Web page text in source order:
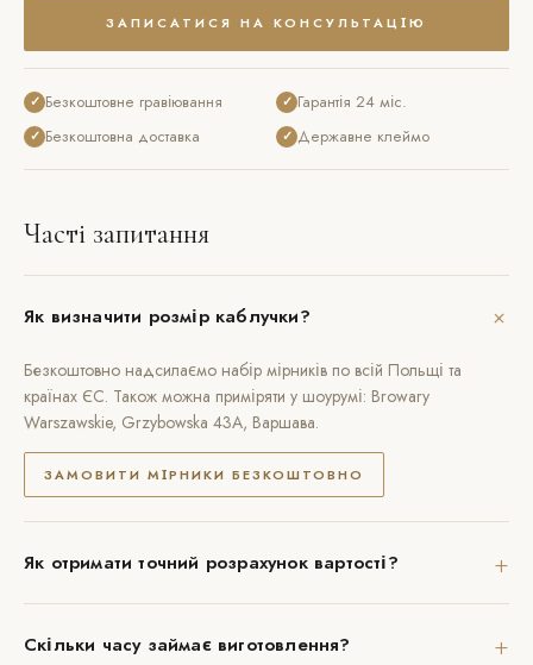
ЗАПИСАТИСЯ НА КОНСУЛЬТАЦІЮ
✓ Безкоштовне гравіювання
✓ Безкоштовна доставка
✓ Гарантія 24 міс.
✓ Державне клеймо
Часті запитання
Як визначити розмір каблучки? +
Безкоштовно надсилаємо набір мірників по всій Польщі та
країнах ЄС. Також можна приміряти у шоурумі: Browary
Warszawskie, Grzybowska 43A, Варшава.
ЗАМОВИТИ МІРНИКИ БЕЗКОШТОВНО
Як отримати точний розрахунок вартості? +
Скільки часу займає виготовлення? +